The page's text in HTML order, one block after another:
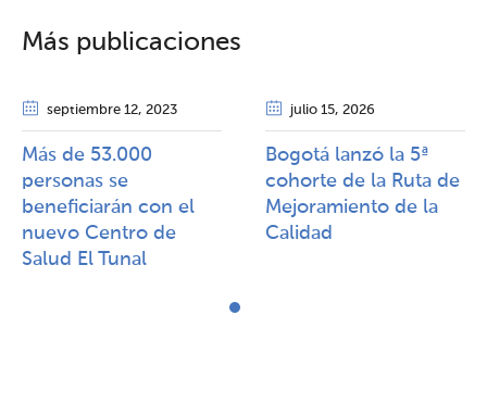
Más publicaciones
septiembre 12, 2023
Más de 53.000
personas se
beneficiarán con el
nuevo Centro de
Salud El Tunal
julio 15, 2026
Bogotá lanzó la 5ª
cohorte de la Ruta de
Mejoramiento de la
Calidad​​